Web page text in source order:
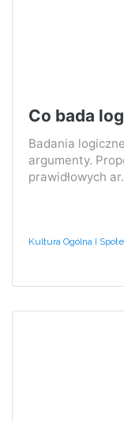
Co bada
Badania
argumenty.
prawidłowych
Kultura Ogólna I